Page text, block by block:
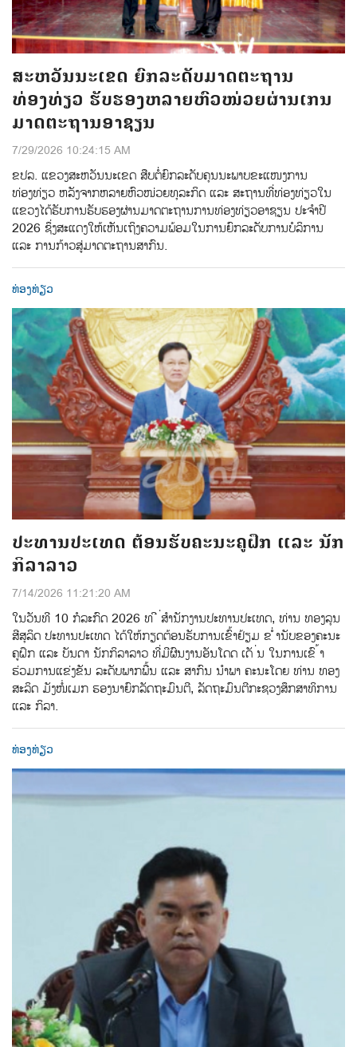
ສະຫວັນນະເຂດ ຍົກລະດັບມາດຕະຖານ
ທ່ອງທ່ຽວ ຮັບຮອງຫລາຍຫົວໜ່ວຍຜ່ານເກນ
ມາດຕະຖານອາຊຽນ
7/29/2026 10:24:15 AM
ຂປລ. ແຂວງສະຫວັນນະເຂດ ສືບຕໍ່ຍົກລະດັບຄຸນນະພາບຂະແໜງການ
ທ່ອງທ່ຽວ ຫລັງຈາກຫລາຍຫົວໜ່ວຍທຸລະກິດ ແລະ ສະຖານທີ່ທ່ອງທ່ຽວໃນ
ແຂວງໄດ້ຮັບການຮັບຮອງຜ່ານມາດຕະຖານການທ່ອງທ່ຽວອາຊຽນ ປະຈຳປີ
2026 ຊຶ່ງສະແດງໃຫ້ເຫັນເຖິງຄວາມພ້ອມໃນການຍົກລະດັບການບໍລິການ
ແລະ ການກ້າວສູ່ມາດຕະຖານສາກົນ.
ທ່ອງທ່ຽວ
ປະທານປະເທດ ຕ້ອນຮັບຄະນະຄູຝຶກ ແລະ ນັກ
ກິລາລາວ
7/14/2026 11:21:20 AM
ໃນວັນທີ 10 ກໍລະກົດ 2026 ທ ີ ່ສໍານັກງານປະທານປະເທດ, ທ່ານ ທອງລຸນ
ສີສຸລິດ ປະທານປະເທດ ໄດ້ໃຫ້ກຽດຕ້ອນຮັບການເຂົ້າຢ້ຽມ ຂ ໍ່ານັບຂອງຄະນະ
ຄູຝຶກ ແລະ ບັນດາ ນັກກິລາລາວ ທີ່ມີຜົນງານອັນໂດດ ເດັ ່ນ ໃນການເຂົ ້າ
ຮ່ວມການແຂ່ງຂັນ ລະດັບພາກພື້ນ ແລະ ສາກົນ ນຳພາ ຄະນະໂດຍ ທ່ານ ທອງ
ສະລິດ ມັງໜໍ່ເມກ ຮອງນາຍົກລັດຖະມົນຕີ, ລັດຖະມົນຕີກະຊວງສຶກສາທິການ
ແລະ ກິລາ.
ທ່ອງທ່ຽວ